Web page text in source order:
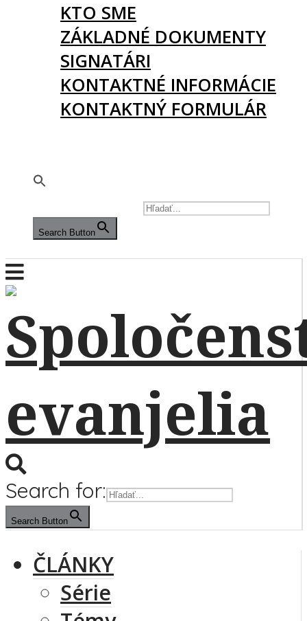
KTO SME
ZÁKLADNÉ DOKUMENTY
SIGNATÁRI
KONTAKTNÉ INFORMÁCIE
KONTAKTNÝ FORMULÁR
Search Button
Search for:
Search Button
ČLÁNKY
Série